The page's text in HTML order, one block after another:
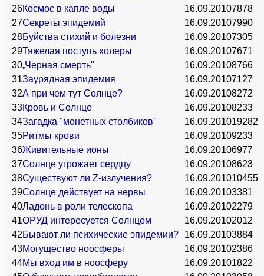
26Космос в капле воды 16.09.20107878
27Секреты эпидемий 16.09.20107990
28Буйства стихий и болезни 16.09.20107305
29Тяжелая поступь холеры 16.09.20107671
30„Черная смерть" 16.09.20108766
31Заурядная эпидемия 16.09.20107127
32А при чем тут Солнце? 16.09.20108272
33Кровь и Солнце 16.09.20108233
34Загадка "монетных столбиков" 16.09.201019282
35Ритмы крови 16.09.20109233
36Живительные ионы 16.09.20106977
37Солнце угрожает сердцу 16.09.20108623
38Существуют ли Z-излучения? 16.09.201010455
39Солнце действует на нервы 16.09.20103381
40Ладонь в роли телескопа 16.09.20102279
41ОРУД интересуется Солнцем 16.09.20102012
42Бывают ли психические эпидемии? 16.09.20103884
43Могущество ноосферы 16.09.20102386
44Мы вход им в ноосферу 16.09.20101822